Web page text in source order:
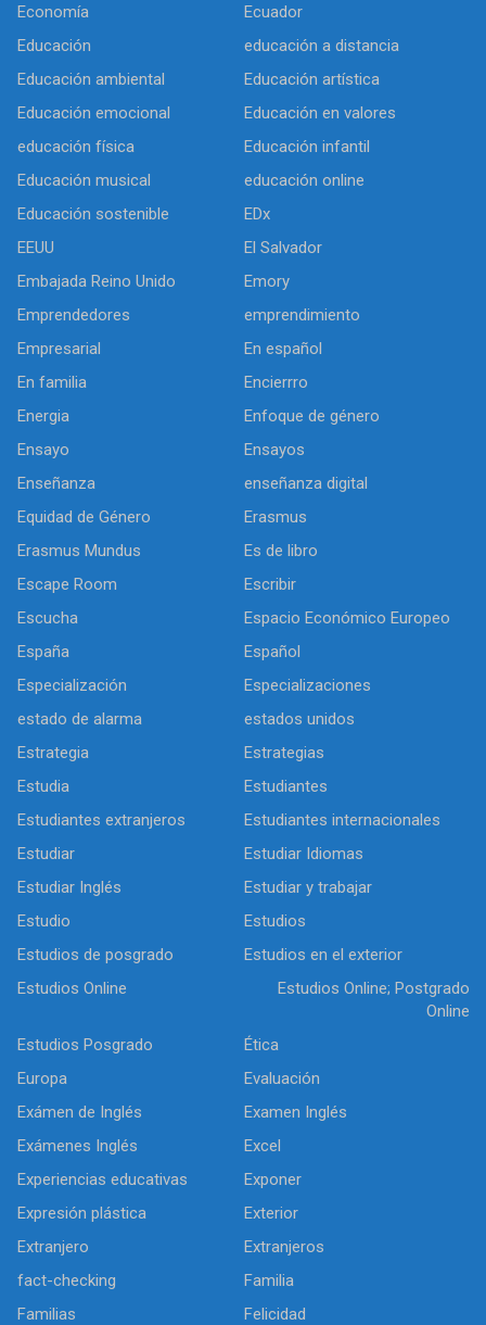
Economía
Ecuador
Educación
educación a distancia
Educación ambiental
Educación artística
Educación emocional
Educación en valores
educación física
Educación infantil
Educación musical
educación online
Educación sostenible
EDx
EEUU
El Salvador
Embajada Reino Unido
Emory
Emprendedores
emprendimiento
Empresarial
En español
En familia
Encierrro
Energia
Enfoque de género
Ensayo
Ensayos
Enseñanza
enseñanza digital
Equidad de Género
Erasmus
Erasmus Mundus
Es de libro
Escape Room
Escribir
Escucha
Espacio Económico Europeo
España
Español
Especialización
Especializaciones
estado de alarma
estados unidos
Estrategia
Estrategias
Estudia
Estudiantes
Estudiantes extranjeros
Estudiantes internacionales
Estudiar
Estudiar Idiomas
Estudiar Inglés
Estudiar y trabajar
Estudio
Estudios
Estudios de posgrado
Estudios en el exterior
Estudios Online
Estudios Online; Postgrado
Online
Estudios Posgrado
Ética
Europa
Evaluación
Exámen de Inglés
Examen Inglés
Exámenes Inglés
Excel
Experiencias educativas
Exponer
Expresión plástica
Exterior
Extranjero
Extranjeros
fact-checking
Familia
Familias
Felicidad